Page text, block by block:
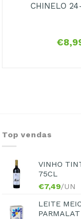
CHINELO
€
Top vendas
VINHO
75CL
€7,49/UN
LEITE